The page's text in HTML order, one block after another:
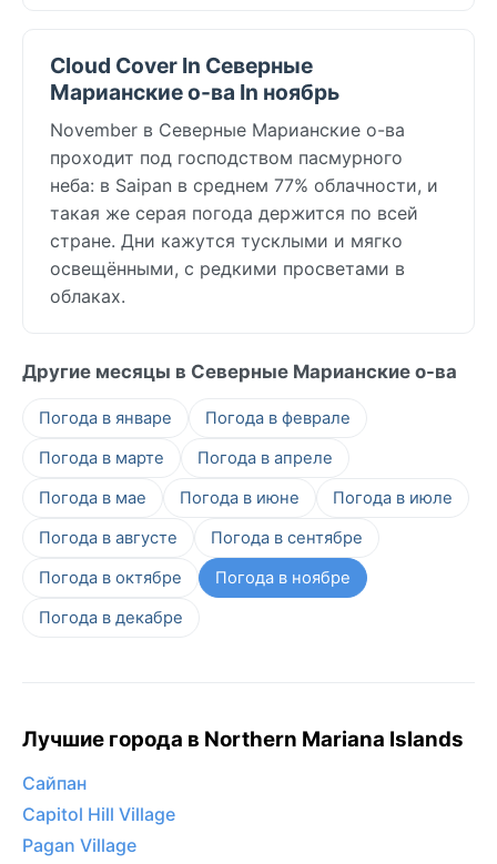
Cloud Cover In Северные
Марианские о-ва In ноябрь
November в Северные Марианские о-ва
проходит под господством пасмурного
неба: в Saipan в среднем 77% облачности, и
такая же серая погода держится по всей
стране. Дни кажутся тусклыми и мягко
освещёнными, с редкими просветами в
облаках.
Другие месяцы в Северные Марианские о-ва
Погода в январе
Погода в феврале
Погода в марте
Погода в апреле
Погода в мае
Погода в июне
Погода в июле
Погода в августе
Погода в сентябре
Погода в октябре
Погода в ноябре
Погода в декабре
Лучшие города в Northern Mariana Islands
Сайпан
Capitol Hill Village
Pagan Village